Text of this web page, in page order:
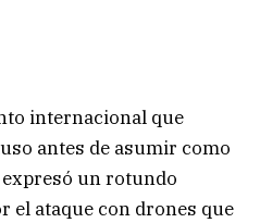
internacional que
antes de asumir como
un rotundo
el ataque con drones que